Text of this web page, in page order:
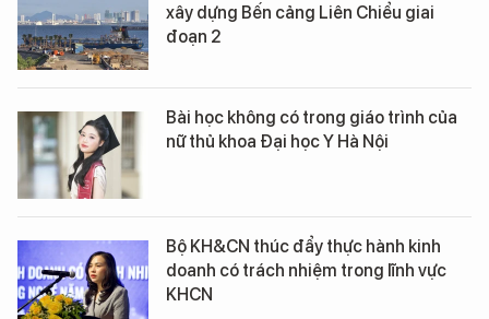
xây dựng Bến cảng Liên Chiểu giai
đoạn 2
Bài học không có trong giáo trình của
nữ thủ khoa Đại học Y Hà Nội
Bộ KH&CN thúc đẩy thực hành kinh
doanh có trách nhiệm trong lĩnh vực
KHCN